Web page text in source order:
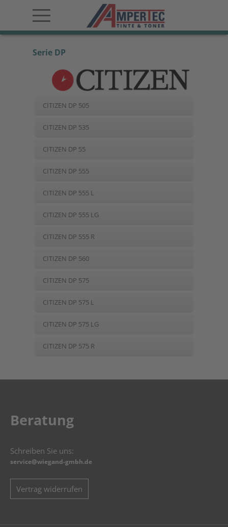
Serie DP
CITIZEN DP 505
CITIZEN DP 535
CITIZEN DP 55
CITIZEN DP 555
CITIZEN DP 555 L
CITIZEN DP 555 LG
CITIZEN DP 555 R
CITIZEN DP 560
CITIZEN DP 575
CITIZEN DP 575 L
CITIZEN DP 575 LG
CITIZEN DP 575 R
Beratung
Schreiben Sie uns:
service@wiegand-gmbh.de
Vertrag widerrufen